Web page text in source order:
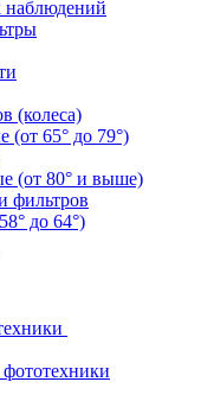
наблюдений
(колеса)
(от 65° до 79°)
(от 80° и выше)
фильтров
до 64°)